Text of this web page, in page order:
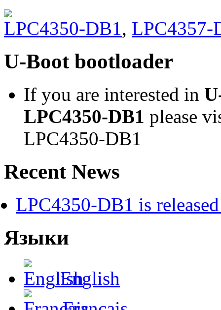
LPC4350-DB1, LPC4357-
U-Boot bootloader
If you are interested in
LPC4350-DB1 please
LPC4350-DB1
Recent News
LPC4350-DB1 is
Языки
English